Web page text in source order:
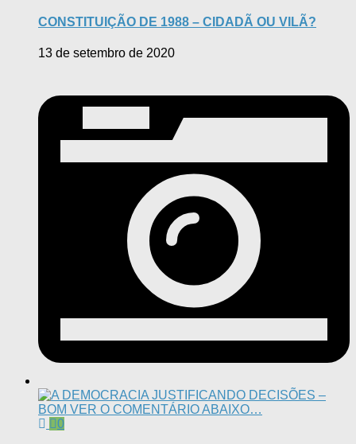
CONSTITUIÇÃO DE 1988 – CIDADÃ OU VILÃ?
13 de setembro de 2020
0